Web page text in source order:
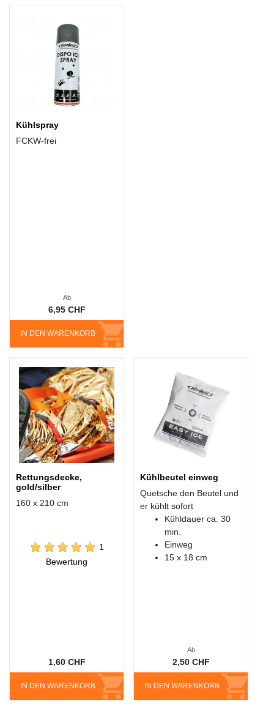
Kühlspray
FCKW-frei
IN DEN WARENKORB
Ab
6,95 CHF
Rettungsdecke,
gold/silber
160 x 210 cm
IN DEN WARENKORB
1,60 CHF
1
Bewertung
Kühlbeutel einweg
Quetsche den Beutel und
er kühlt sofort
Kühldauer ca. 30
min.
Einweg
15 x 18 cm
IN DEN WARENKORB
Ab
2,50 CHF